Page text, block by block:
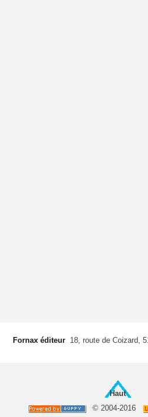
Fornax éditeur 18, route de Coizard,
Haut
© 2004-2016